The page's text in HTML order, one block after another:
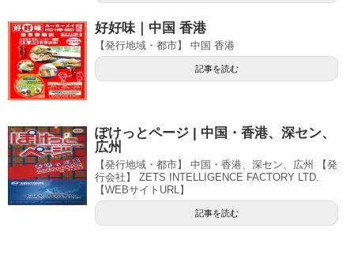
好好味｜中国 香港
【発行地域・都市】 中国 香港
記事を読む
ぽけっとページ | 中国・香港、深セン、
広州
【発行地域・都市】 中国・香港、深セン、広州 【発
行会社】 ZETS INTELLIGENCE FACTORY LTD.
【WEBサイトURL】
記事を読む